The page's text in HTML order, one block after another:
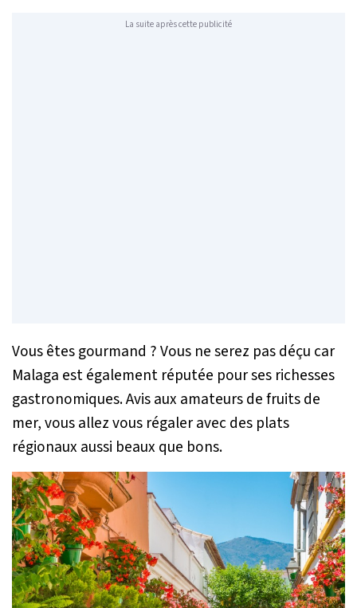
La suite après cette publicité
Vous êtes gourmand ? Vous ne serez pas déçu car
Malaga est également réputée pour ses richesses
gastronomiques. Avis aux amateurs de fruits de
mer, vous allez vous régaler avec des plats
régionaux aussi beaux que bons.